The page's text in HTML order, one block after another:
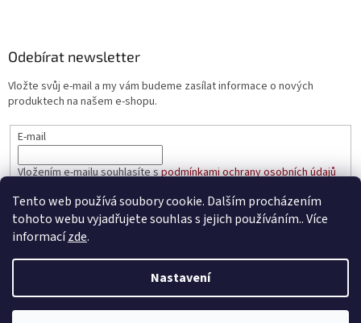
Tento web používá soubory cookie. Dalším procházením
tohoto webu vyjadřujete souhlas s jejich používáním.. Více
informacízde.
Nastavení
Odebírat newsletter
Vložte svůj e-mail a my vám budeme zasílat informace o nových
produktech na našem e-shopu.
E-mail
Vložením e-mailu souhlasíte spodmínkami ochrany osobních údajů
PŘIHLÁSIT SE
Vytvořil Shoptet